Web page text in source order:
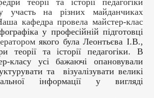
теорії та історії педагогіки
участь на різних майданчиках
кафедра провела майстер-клас
у професійній підготовці
якого була Леонтьєва І.В.,
теорії та історії педагогіки. В
класу усі бажаючі опановували
та візуалізувати великі
інформації у вигляді